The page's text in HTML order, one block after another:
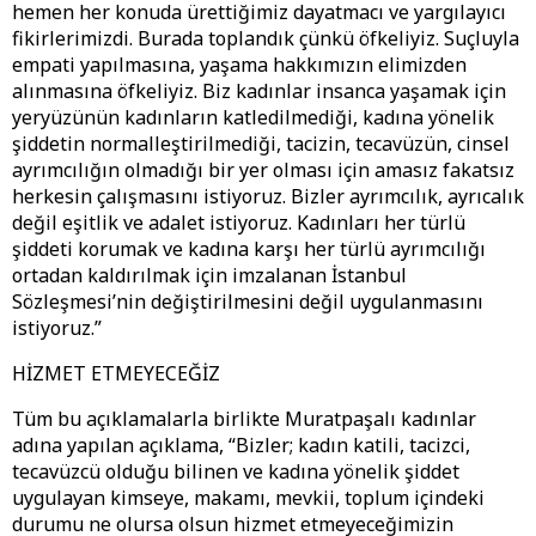
hemen her konuda ürettiğimiz dayatmacı ve yargılayıcı
fikirlerimizdi. Burada toplandık çünkü öfkeliyiz. Suçluyla
empati yapılmasına, yaşama hakkımızın elimizden
alınmasına öfkeliyiz. Biz kadınlar insanca yaşamak için
yeryüzünün kadınların katledilmediği, kadına yönelik
şiddetin normalleştirilmediği, tacizin, tecavüzün, cinsel
ayrımcılığın olmadığı bir yer olması için amasız fakatsız
herkesin çalışmasını istiyoruz. Bizler ayrımcılık, ayrıcalık
değil eşitlik ve adalet istiyoruz. Kadınları her türlü
şiddeti korumak ve kadına karşı her türlü ayrımcılığı
ortadan kaldırılmak için imzalanan İstanbul
Sözleşmesi’nin değiştirilmesini değil uygulanmasını
istiyoruz.”
HİZMET ETMEYECEĞİZ
Tüm bu açıklamalarla birlikte Muratpaşalı kadınlar
adına yapılan açıklama, “Bizler; kadın katili, tacizci,
tecavüzcü olduğu bilinen ve kadına yönelik şiddet
uygulayan kimseye, makamı, mevkii, toplum içindeki
durumu ne olursa olsun hizmet etmeyeceğimizin